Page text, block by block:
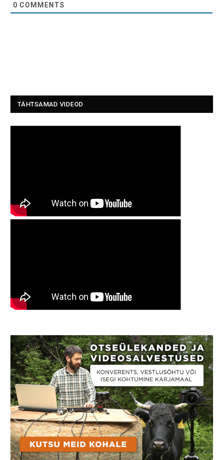
0 COMMENTS
TÄHTSAMAD VIDEOD